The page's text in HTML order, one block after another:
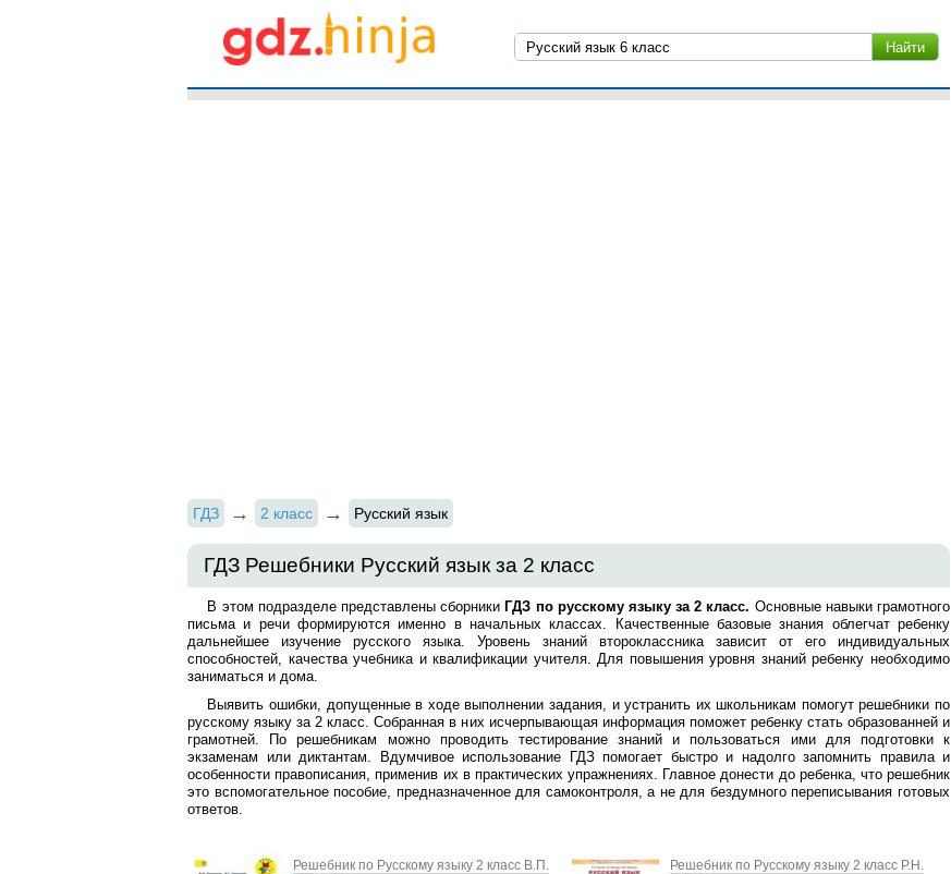
ГДЗ 2 класс Русский язык
ГДЗ Решебники Русский язык за 2 класс
В этом подразделе представлены сборники ГДЗ по русскому языку за 2 класс. Основные навыки грамотного
письма и речи формируются именно в начальных классах. Качественные базовые знания облегчат ребенку
дальнейшее изучение русского языка. Уровень знаний второклассника зависит от его индивидуальных
способностей, качества учебника и квалификации учителя. Для повышения уровня знаний ребенку необходимо
заниматься и дома.
Выявить ошибки, допущенные в ходе выполнении задания, и устранить их школьникам помогут решебники по
русскому языку за 2 класс. Собранная в них исчерпывающая информация поможет ребенку стать образованней и
грамотней. По решебникам можно проводить тестирование знаний и пользоваться ими для подготовки к
экзаменам или диктантам. Вдумчивое использование ГДЗ помогает быстро и надолго запомнить правила и
особенности правописания, применив их в практических упражнениях. Главное донести до ребенка, что решебник
это вспомогательное пособие, предназначенное для самоконтроля, а не для бездумного переписывания готовых
ответов.
Решебник по Русскому языку 2 класс В.П.
Решебник по Русскому языку 2 класс Р.Н.